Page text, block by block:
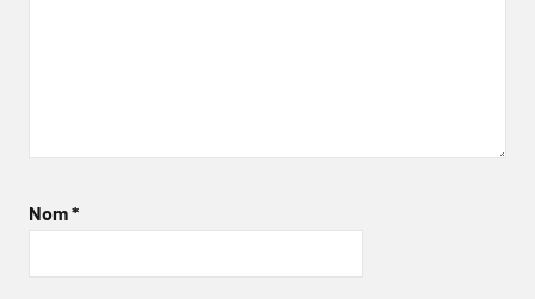
Nom*